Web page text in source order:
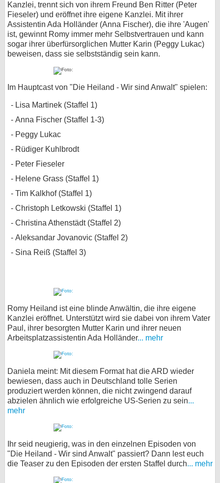
Kanzlei, trennt sich von ihrem Freund Ben Ritter (Peter
Fieseler) und eröffnet ihre eigene Kanzlei. Mit ihrer
Assistentin Ada Holländer (Anna Fischer), die ihre 'Augen'
ist, gewinnt Romy immer mehr Selbstvertrauen und kann
sogar ihrer überfürsorglichen Mutter Karin (Peggy Lukac)
beweisen, dass sie selbstständig sein kann.
Im Hauptcast von "Die Heiland - Wir sind Anwalt" spielen:
Lisa Martinek (Staffel 1)
Anna Fischer (Staffel 1-3)
Peggy Lukac
Rüdiger Kuhlbrodt
Peter Fieseler
Helene Grass (Staffel 1)
Tim Kalkhof (Staffel 1)
Christoph Letkowski (Staffel 1)
Christina Athenstädt (Staffel 2)
Aleksandar Jovanovic (Staffel 2)
Sina Reiß (Staffel 3)
Romy Heiland ist eine blinde Anwältin, die ihre eigene
Kanzlei eröffnet. Unterstützt wird sie dabei von ihrem Vater
Paul, ihrer besorgten Mutter Karin und ihrer neuen
Arbeitsplatzassistentin Ada Holländer... mehr
Daniela meint: Mit diesem Format hat die ARD wieder
bewiesen, dass auch in Deutschland tolle Serien
produziert werden können, die nicht zwingend darauf
abzielen ähnlich wie erfolgreiche US-Serien zu sein...
mehr
Ihr seid neugierig, was in den einzelnen Episoden von
"Die Heiland - Wir sind Anwalt" passiert? Dann lest euch
die Teaser zu den Episoden der ersten Staffel durch... mehr